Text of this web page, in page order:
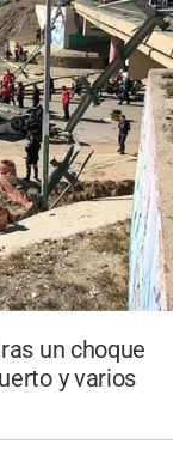
un choque
y varios